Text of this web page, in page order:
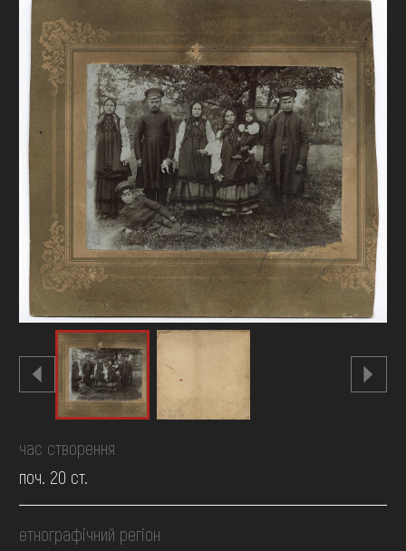
ОНЛАЙН-КРАМНИЦЯ
ПІДТРИМАТИ
час створення
поч. 20 ст.
етнографічний регіон